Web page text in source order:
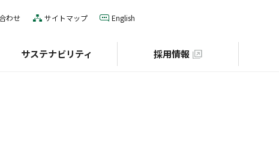
わせ サイトマップ English
サステナビリティ 採用情報